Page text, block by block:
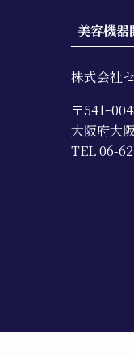
美容機器
株式会社
〒541ｰ
大阪府大
TEL 06-